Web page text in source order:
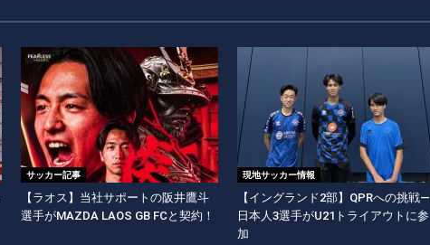
サッカー記事
【ラオス】当社サポートの阪井鷹斗
選手がMAZDA LAOS GB FCと契約！
現地サッカー情報
【イングランド2部】QPRへの挑戦―
日本人3選手がU21トライアウトに参
加